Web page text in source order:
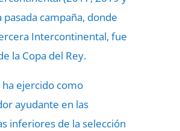
pasada campaña, donde
Intercontinental, fue
la Copa del Rey.
ejercido como
ayudante en las
inferiores de la selección